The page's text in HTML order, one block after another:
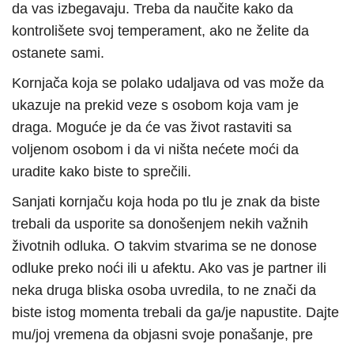
da vas izbegavaju. Treba da naučite kako da
kontrolišete svoj temperament, ako ne želite da
ostanete sami.
Kornjača koja se polako udaljava od vas može da
ukazuje na prekid veze s osobom koja vam je
draga. Moguće je da će vas život rastaviti sa
voljenom osobom i da vi ništa nećete moći da
uradite kako biste to sprečili.
Sanjati kornjaču koja hoda po tlu je znak da biste
trebali da usporite sa donošenjem nekih važnih
životnih odluka. O takvim stvarima se ne donose
odluke preko noći ili u afektu. Ako vas je partner ili
neka druga bliska osoba uvredila, to ne znači da
biste istog momenta trebali da ga/je napustite. Dajte
mu/joj vremena da objasni svoje ponašanje, pre